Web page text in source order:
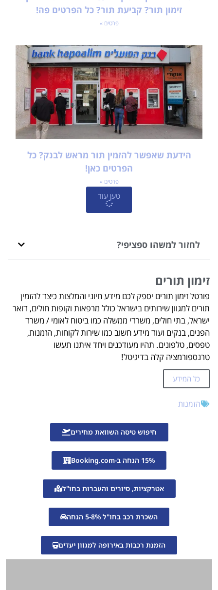
זימון תור? קביעת תור? כל הפרטים פה!
פרטים »
הידעת שאפשר להזמין תור מראש לבנק? כל
הפרטים כאן!
פרטים »
טען עוד
לחזור למשהו ספציפי?
זימון תורים
פורטל זימון תורים יספק לכם מידע חיוני והמלצות כיצד להזמין
תורים למגוון שירותים בישראל כולל מרפאות וקופות חולים, דואר
ישראל, בתי חולים, משרדי ממשלה כמו ביטוח לאומי / משרד
הפנים, בנקים ועוד מידע חשוב כמו שירות לקוחות, הזמנות,
טפסים, טלפונים. תהיו מעודכנים ויחד איתנו תעשו
טרנספורמציה קלה בדיגיטל!
כל המידע
הזמנות
חיפוש טיסה השוואת מחירים
15% הנחה ב-Booking.com
אטרקציות, סיורים והעברות בחו"ל
השכרת רכב בחו"ל 5-8% הנחה
הזמנת רכבות באירופה למגוון יעדים